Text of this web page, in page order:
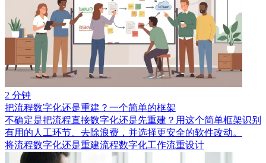
2 分钟
把流程数字化还是重建？一个简单的框架
不确定是把流程直接数字化还是先重建？用这个简单框架识别
有用的人工环节、去除浪费，并选择更安全的软件改动。
将流程数字化还是重建流程数字化工作流重设计